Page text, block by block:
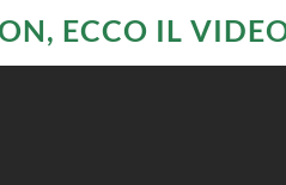
ECCO IL